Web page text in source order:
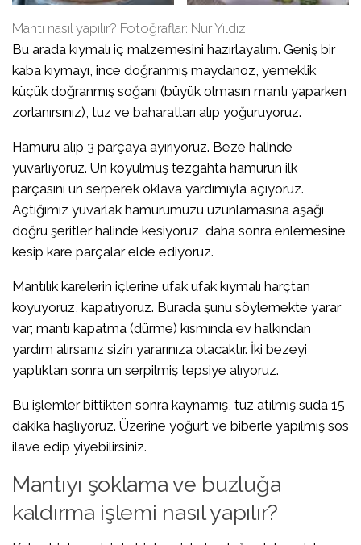
Mantı nasıl yapılır? Fotoğraflar: Nur Yıldız
Bu arada kıymalı iç malzemesini hazırlayalım. Geniş bir
kaba kıymayı, ince doğranmış maydanoz, yemeklik
küçük doğranmış soğanı (büyük olmasın mantı yaparken
zorlanırsınız), tuz ve baharatları alıp yoğuruyoruz.
Hamuru alıp 3 parçaya ayırıyoruz. Beze halinde
yuvarlıyoruz. Un koyulmuş tezgahta hamurun ilk
parçasını un serperek oklava yardımıyla açıyoruz.
Açtığımız yuvarlak hamurumuzu uzunlamasına aşağı
doğru şeritler halinde kesiyoruz, daha sonra enlemesine
kesip kare parçalar elde ediyoruz.
Mantılık karelerin içlerine ufak ufak kıymalı harçtan
koyuyoruz, kapatıyoruz. Burada şunu söylemekte yarar
var; mantı kapatma (dürme) kısmında ev halkından
yardım alırsanız sizin yararınıza olacaktır. İki bezeyi
yaptıktan sonra un serpilmiş tepsiye alıyoruz.
Bu işlemler bittikten sonra kaynamış, tuz atılmış suda 15
dakika haşlıyoruz. Üzerine yoğurt ve biberle yapılmış sos
ilave edip yiyebilirsiniz.
Mantıyı şoklama ve buzluğa
kaldırma işlemi nasıl yapılır?